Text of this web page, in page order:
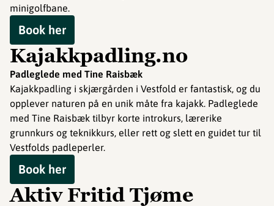
minigolfbane.
Book her
Kajakkpadling.no
Padleglede med Tine Raisbæk
Kajakkpadling i skjærgården i Vestfold er fantastisk, og du
opplever naturen på en unik måte fra kajakk. Padleglede
med Tine Raisbæk tilbyr korte introkurs, lærerike
grunnkurs og teknikkurs, eller rett og slett en guidet tur til
Vestfolds padleperler.
Book her
Aktiv Fritid Tjøme